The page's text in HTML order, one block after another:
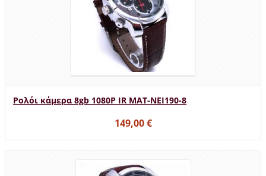
Ρολόι κάμερα 8gb 1080P IR MAT-NEI190-8
149,00 €